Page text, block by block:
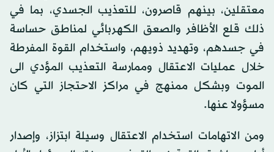
معتقلين، بينهم قاصرون، للتعذيب الجسدي، بما في
ذلك قلع الأظافر والصعق الكهربائي لمناطق حساسة
في جسدهم، وتهديد ذويهم، واستخدام القوة المفرطة
خلال عمليات الاعتقال وممارسة التعذيب المؤدي الى
الموت وبشكل ممنهج في مراكز الاحتجاز التي كان
مسؤولا عنها.
ومن الاتهامات استخدام الاعتقال وسيلة ابتزاز، وإصدار